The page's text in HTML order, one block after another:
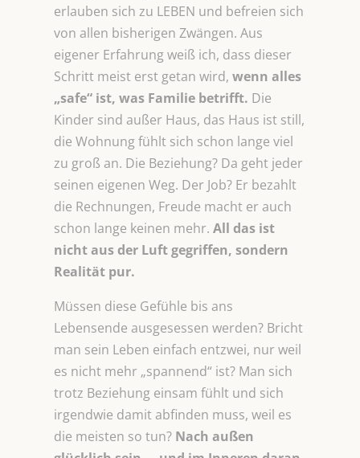
erlauben sich zu LEBEN und befreien sich
von allen bisherigen Zwängen. Aus
eigener Erfahrung weiß ich, dass dieser
Schritt meist erst getan wird, wenn alles
„safe“ ist, was Familie betrifft. Die
Kinder sind außer Haus, das Haus ist still,
die Wohnung fühlt sich schon lange viel
zu groß an. Die Beziehung? Da geht jeder
seinen eigenen Weg. Der Job? Er bezahlt
die Rechnungen, Freude macht er auch
schon lange keinen mehr.All das ist
nicht aus der Luft gegriffen, sondern
Realität pur.
Müssen diese Gefühle bis ans
Lebensende ausgesessen werden? Bricht
man sein Leben einfach entzwei, nur weil
es nicht mehr „spannend“ ist? Man sich
trotz Beziehung einsam fühlt und sich
irgendwie damit abfinden muss, weil es
die meisten so tun? Nach außen